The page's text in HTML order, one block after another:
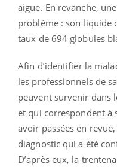
aiguë. En revanche,
problème : son liquide
taux de 694 globules
Afin d’identifier la
les professionnels de
peuvent survenir dans
et qui correspondent à
avoir passées en
diagnostic qui a été
D’après eux, la